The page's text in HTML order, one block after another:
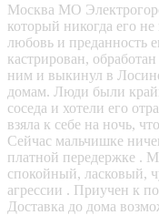
Москва МО
который никогда его
любовь и преданность
кастрирован,
ним и выкинул в
домам. Люди были
соседа и хотели его
взяла к себе на ночь,
Сейчас мальчишке
платной передержке .
спокойный, ласковый,
агрессии . Приучен к
Доставка до дома